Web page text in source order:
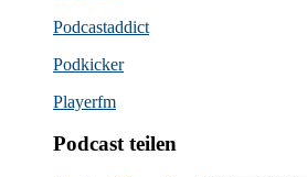
Podcast­addict
Podkicker
Playerfm
Podcast teilen